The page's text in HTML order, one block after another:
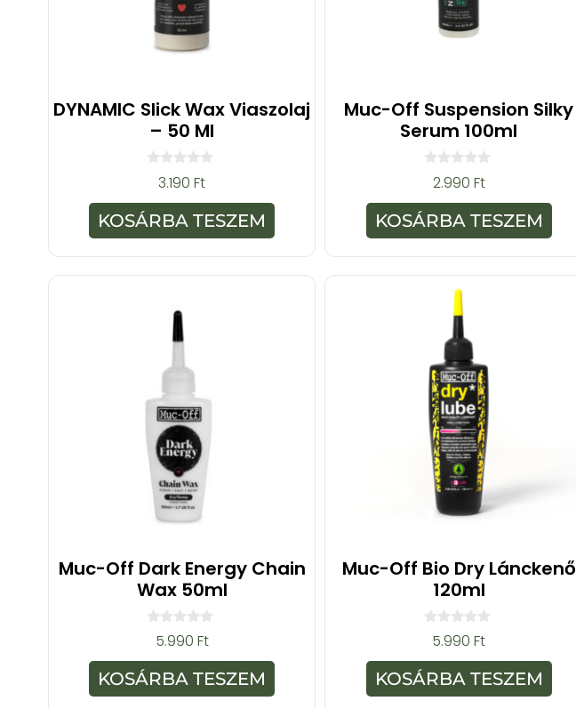
DYNAMIC Slick Wax Viaszolaj
– 50 Ml
z
5
-
b
3.190Ft
KOSÁRBA TESZEM
Muc-Off Suspension Silky
Serum 100ml
z
5
-
b
2.990 Ft
KOSÁRBA TESZEM
Muc-Off Dark Energy Chain
Wax 50ml
z
5
-
b
5.990 Ft
KOSÁRBA TESZEM
Muc-Off Bio Dry Lánckenő
120ml
z
5
-
b
5.990Ft
KOSÁRBA TESZEM